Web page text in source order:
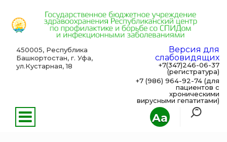
Aa
450005, Республика
Башкортостан, г. Уфа,
ул.Кустарная, 18
Версия для
слабовидящих
+7(347)246-06-37
(регистратура)
+7 (986) 964-92-74 (для
пациентов с
хроническими
вирусными гепатитами)